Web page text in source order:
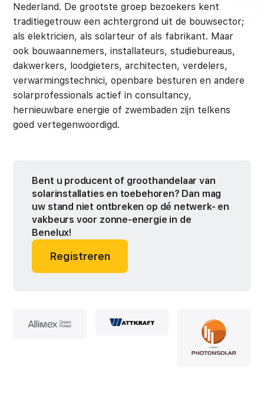
Nederland. De grootste groep bezoekers kent
traditiegetrouw een achtergrond uit de bouwsector;
als elektricien, als solarteur of als fabrikant. Maar
ook bouwaannemers, installateurs, studiebureaus,
dakwerkers, loodgieters, architecten, verdelers,
verwarmingstechnici, openbare besturen en andere
solarprofessionals actief in consultancy,
hernieuwbare energie of zwembaden zijn telkens
goed vertegenwoordigd.
Bent u producent of groothandelaar van
solarinstallaties en toebehoren? Dan mag
uw stand niet ontbreken op dé netwerk- en
vakbeurs voor zonne-energie in de
Benelux!
Registreren